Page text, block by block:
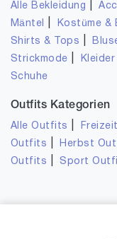
Alle Bekleidung |
Mäntel Kostüme &
Shirts & Tops
Strickmode
Kleider
Schuhe
Outfits Kategorien
Alle Outfits
Outfits
Herbst
Outfits
Sport